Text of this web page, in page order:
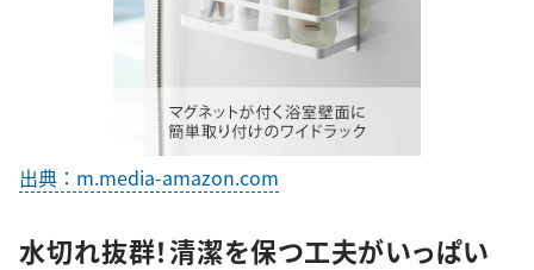
出典：m.media-amazon.com
水切れ抜群！清潔を保つ工夫がいっぱい